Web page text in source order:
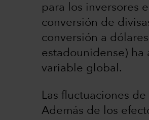
para los inversores
conversión de
conversión a
estadounidense) ha
variable global.
Las fluctuaciones
Además de los